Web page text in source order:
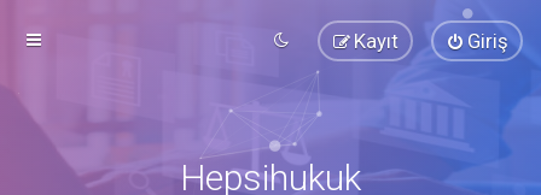
Giriş
Kayıt
Hepsihukuk